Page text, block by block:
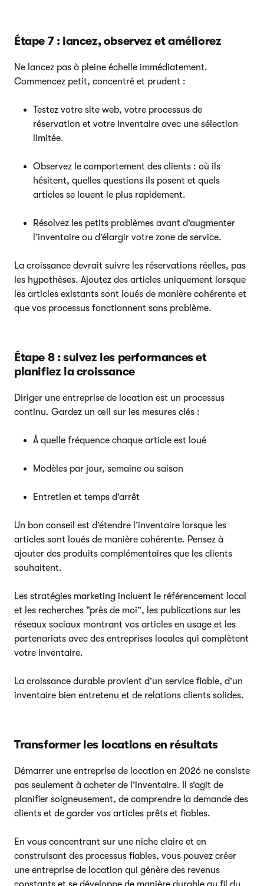
Étape 7 : lancez, observez et améliorez
Ne lancez pas à pleine échelle immédiatement.
Commencez petit, concentré et prudent :
Testez votre site web, votre processus de
réservation et votre inventaire avec une sélection
limitée.
Observez le comportement des clients : où ils
hésitent, quelles questions ils posent et quels
articles se louent le plus rapidement.
Résolvez les petits problèmes avant d’augmenter
l’inventaire ou d’élargir votre zone de service.
La croissance devrait suivre les réservations réelles, pas
les hypothèses. Ajoutez des articles uniquement lorsque
les articles existants sont loués de manière cohérente et
que vos processus fonctionnent sans problème.
Étape 8 : suivez les performances et
planifiez la croissance
Diriger une entreprise de location est un processus
continu. Gardez un œil sur les mesures clés :
À quelle fréquence chaque article est loué
Modèles par jour, semaine ou saison
Entretien et temps d’arrêt
Un bon conseil est d’étendre l’inventaire lorsque les
articles sont loués de manière cohérente. Pensez à
ajouter des produits complémentaires que les clients
souhaitent.
Les stratégies marketing incluent le référencement local
et les recherches “près de moi”, les publications sur les
réseaux sociaux montrant vos articles en usage et les
partenariats avec des entreprises locales qui complètent
votre inventaire.
La croissance durable provient d’un service fiable, d’un
inventaire bien entretenu et de relations clients solides.
Transformer les locations en résultats
Démarrer une entreprise de location en 2026 ne consiste
pas seulement à acheter de l’inventaire. Il s’agit de
planifier soigneusement, de comprendre la demande des
clients et de garder vos articles prêts et fiables.
En vous concentrant sur une niche claire et en
construisant des processus fiables, vous pouvez créer
une entreprise de location qui génère des revenus